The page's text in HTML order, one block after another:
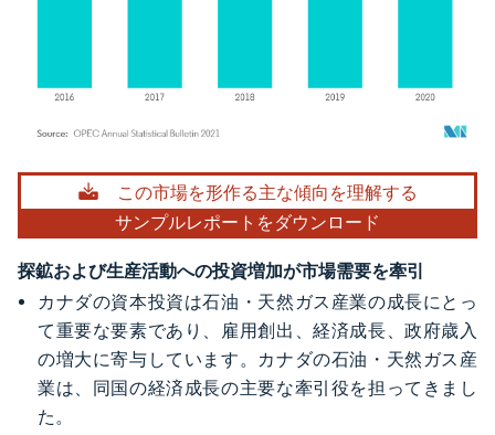
画像 © Mordor Intelligence。再利用にはCC BY 4.0の表示が必要です。
この市場を形作る主な傾向を理解する
サンプルレポートをダウンロード
探鉱および生産活動への投資増加が市場需要を牽引
カナダの資本投資は石油・天然ガス産業の成長にとっ
て重要な要素であり、雇用創出、経済成長、政府歳入
の増大に寄与しています。カナダの石油・天然ガス産
業は、同国の経済成長の主要な牽引役を担ってきまし
た。